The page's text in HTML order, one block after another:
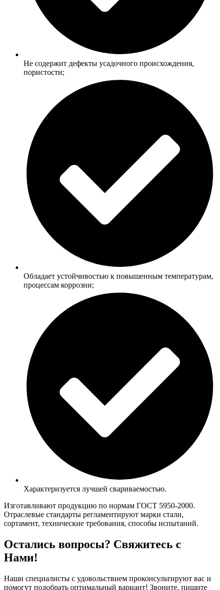
Не содержит дефекты усадочного происхождения,
пористости;
Обладает устойчивостью к повышенным температурам,
процессам коррозии;
Характеризуется лучшей свариваемостью.
Изготавливают продукцию по нормам ГОСТ 5950-2000.
Отраслевые стандарты регламентируют марки стали,
сортамент, технические требования, способы испытаний.
Остались вопросы? Свяжитесь с
Нами!
Наши специалисты с удовольствием проконсультируют вас и
помогут подобрать оптимальный вариант! Звоните, пишите